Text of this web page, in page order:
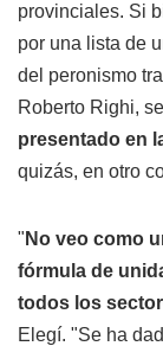
provinciales. Si
por una lista de
del peronismo
Roberto Righi,
presentado en
quizás, en otro
" No veo como
fórmula de
todos los
Elegí. "Se ha